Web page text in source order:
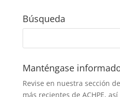
Búsqueda
Manténgase
Revise en nuestra sección
más recientes de ACHPE,